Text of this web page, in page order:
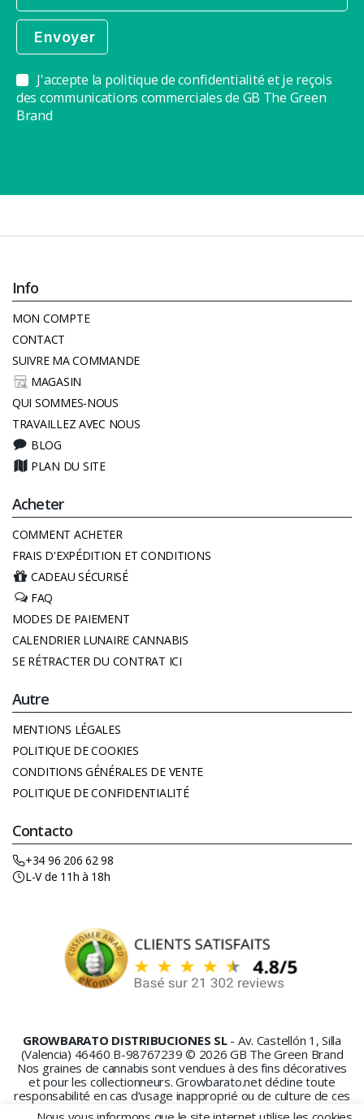
J'accepte la politique de confidentialité et je reçois
des communications commerciales de GB The Green
Brand
Info
MON COMPTE
CONTACT
SUIVRE MA COMMANDE
MAGASIN
QUI SOMMES-NOUS
TRAVAILLEZ AVEC NOUS
BLOG
PLAN DU SITE
Acheter
COMMENT ACHETER
FRAIS D'EXPÉDITION ET CONDITIONS
CADEAU SÉCURISÉ
FAQ
MODES DE PAIEMENT
CALENDRIER LUNAIRE CANNABIS
SE RÉTRACTER DU CONTRAT ICI
Autre
MENTIONS LÉGALES
POLITIQUE DE COOKIES
CONDITIONS GÉNÉRALES DE VENTE
POLITIQUE DE CONFIDENTIALITÉ
Contacto
+34 96 206 62 98
L-V de 11h à 18h
GROWBARATO DISTRIBUCIONES SL - Av. Castellón 1, Silla
(Valencia) 46460 B-98767239 © 2026 GB The Green Brand
Nos graines de cannabis sont vendues à des fins décoratives
et pour les collectionneurs. Growbarato.net décline toute
responsabilité en cas d’usage inapproprié ou de culture de ces
graines.